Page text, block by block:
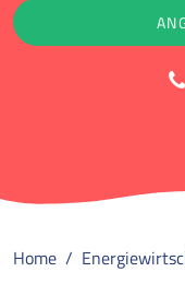
Home